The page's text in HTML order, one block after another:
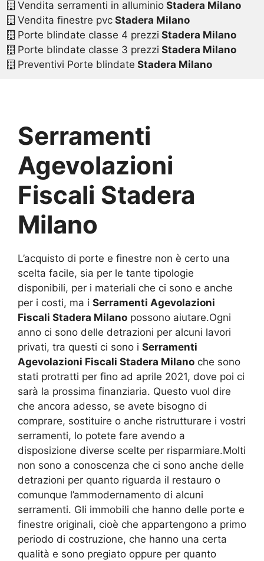
Vendita serramenti in alluminioStadera Milano
Vendita finestre pvcStadera Milano
Porte blindate classe 4 prezzi Stadera Milano
Porte blindate classe 3 prezzi Stadera Milano
Preventivi Porte blindate Stadera Milano
Serramenti
Agevolazioni
Fiscali Stadera
Milano
L’acquisto di porte e finestre non è certo una
scelta facile, sia per le tante tipologie
disponibili, per i materiali che ci sono e anche
per i costi, ma i Serramenti Agevolazioni
Fiscali Stadera Milano possono aiutare.Ogni
anno ci sono delle detrazioni per alcuni lavori
privati, tra questi ci sono i Serramenti
Agevolazioni Fiscali Stadera Milano che sono
stati protratti per fino ad aprile 2021, dove poi ci
sarà la prossima finanziaria. Questo vuol dire
che ancora adesso, se avete bisogno di
comprare, sostituire o anche ristrutturare i vostri
serramenti, lo potete fare avendo a
disposizione diverse scelte per risparmiare.Molti
non sono a conoscenza che ci sono anche delle
detrazioni per quanto riguarda il restauro o
comunque l’ammodernamento di alcuni
serramenti. Gli immobili che hanno delle porte e
finestre originali, cioè che appartengono a primo
periodo di costruzione, che hanno una certa
qualità e sono pregiato oppure per quanto